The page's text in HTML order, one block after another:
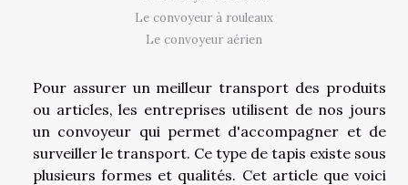
Le convoyeur à rouleaux
Le convoyeur aérien
Pour assurer un meilleur transport des produits
ou articles, les entreprises utilisent de nos jours
un convoyeur qui permet d'accompagner et de
surveiller le transport. Ce type de tapis existe sous
plusieurs formes et qualités. Cet article que voici